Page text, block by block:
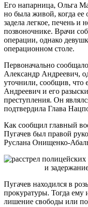
Его напарница, Ольга
но была живой, когда ее
задела легкое, печень и
позвоночнике. Врачи
операции, однако
операционном столе.
Первоначально
Александр Андреевич,
уточнили, сообщив, что
Андреевич и его
преступления. Он
подтвердила Глава
Как сообщил главный
Пугачев был правой
Руслана Онищенко-
Пугачев находился в
прокуратуры. Тогда ему
лишение свободы или